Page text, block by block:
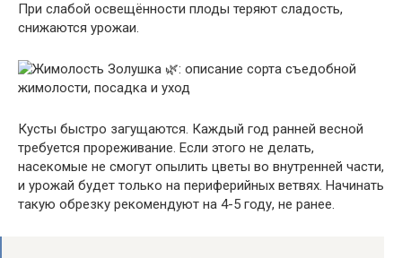
При слабой освещённости плоды теряют сладость,
снижаются урожаи.
Кусты быстро загущаются. Каждый год ранней весной
требуется прореживание. Если этого не делать,
насекомые не смогут опылить цветы во внутренней части,
и урожай будет только на периферийных ветвях. Начинать
такую обрезку рекомендуют на 4-5 году, не ранее.